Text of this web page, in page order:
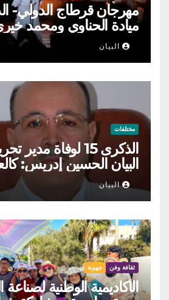
ميادة الحناوي ومحمد
الطرب السوري إلى ركح
البيان
مختلفات
الذكرى 15 لوفاة
البيان الحسين إدريس:
عاش شامخا ورحل واقفا
البيان
ثقافة وفن جهوية
الأكاديمية الوطنية